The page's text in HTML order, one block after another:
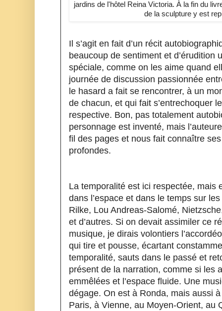
jardins de l'hôtel Reina Victoria. À la fin du
de la sculpture y est
Il s’agit en fait d’un récit
beaucoup de sentiment et d’érudition
spéciale, comme on les aime quand
journée de discussion passionnée
le hasard a fait se rencontrer, à un
de chacun, et qui fait s’entrechoquer
respective. Bon, pas totalement
personnage est inventé, mais
fil des pages et nous fait connaître
profondes.
La temporalité est ici respectée, mais
dans l’espace et dans le temps sur
Rilke, Lou Andreas-Salomé,
et d’autres. Si on devait assimiler ce
musique, je dirais volontiers
qui tire et pousse, écartant
temporalité, sauts dans le passé et
présent de la narration, comme si les
emmêlées et l’espace fluide. Une
dégage. On est à Ronda, mais aussi
Paris, à Vienne, au Moyen-Orient,